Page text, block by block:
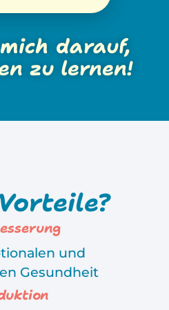
darauf,
zu lernen!
und
Gesundheit